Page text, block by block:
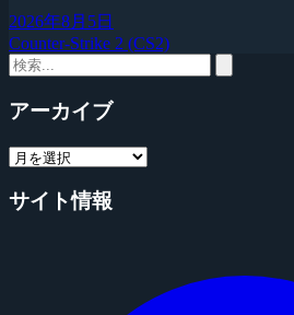
2026年8月5日
Counter-Strike 2 (CS2)
アーカイブ
サイト情報